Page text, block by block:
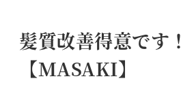
髪質改善得意です！
【MASAKI】